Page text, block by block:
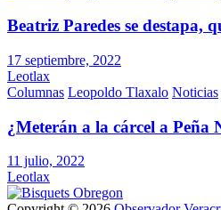
Beatriz Paredes se destapa,
17 septiembre, 2022
Leotlax
Columnas Leopoldo Tlaxalo Noticias
¿Meterán a la cárcel a Peña
11 julio, 2022
Leotlax